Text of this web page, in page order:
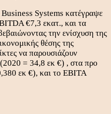
Systems κατέγραψε
€7,3 εκατ., και τα
την ενίσχυση της
θέσης της
να παρουσιάζουν
(2020 = 34,8 εκ €) , στα προ
εκ €), και το ΕΒΙΤΑ